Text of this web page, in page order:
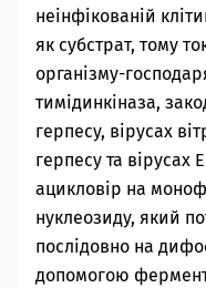
неінфікованій
як субстрат, тому
організму-
тимідинкіназа,
герпесу, вірусах
герпесу та
ацикловір на
нуклеозиду, який
послідовно на
допомогою